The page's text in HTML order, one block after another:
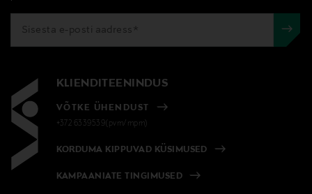
KLIENDITEENINDUS
VÕTKE ÜHENDUST
+372 6339539(pvm/mpm)
KORDUMA KIPPUVAD KÜSIMUSED
KAMPAANIATE TINGIMUSED